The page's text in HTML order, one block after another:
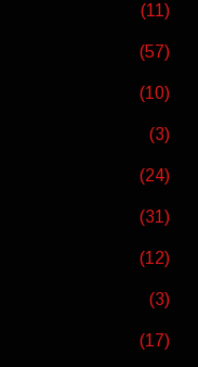
(11)
(57)
(10)
(3)
(24)
(31)
(12)
(3)
(17)